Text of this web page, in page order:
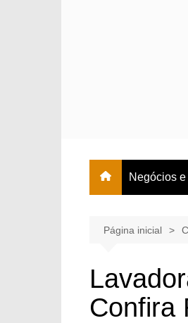
Negócios
Página inicial
Confira